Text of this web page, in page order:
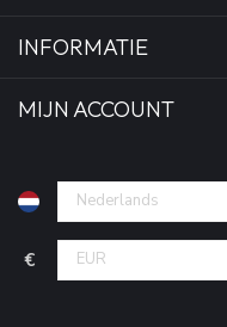
INFORMATIE
MIJN ACCOUNT
€